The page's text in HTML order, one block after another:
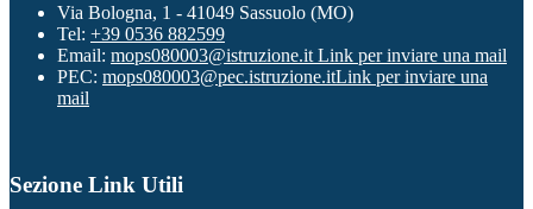
Via Bologna, 1 - 41049 Sassuolo (MO)
Tel: +39 0536 882599
Email: mops080003@istruzione.it Link per inviare una mail
PEC: mops080003@pec.istruzione.itLink per inviare una
mail
Sezione Link Utili